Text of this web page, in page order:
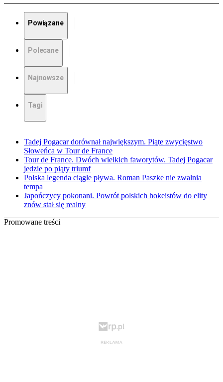
Powiązane
Polecane
Najnowsze
Tagi
Tadej Pogacar dorównał największym. Piąte zwycięstwo
Słoweńca w Tour de France
Tour de France. Dwóch wielkich faworytów. Tadej Pogacar
jedzie po piąty triumf
Polska legenda ciągle pływa. Roman Paszke nie zwalnia
tempa
Japończycy pokonani. Powrót polskich hokeistów do elity
znów stał się realny
Promowane treści